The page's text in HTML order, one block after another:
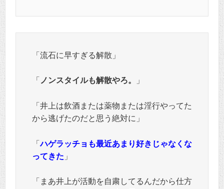
「流石に早すぎる解散」
「 ノンスタイルも解散やろ。 」
「井上は飲酒または薬物または淫行やってた
から逃げたのだと思う絶対に」
「ハゲラッチョも最近あまり好きじゃなくな
ってきた 」
「まあ井上が活動を自粛してるんだから仕方